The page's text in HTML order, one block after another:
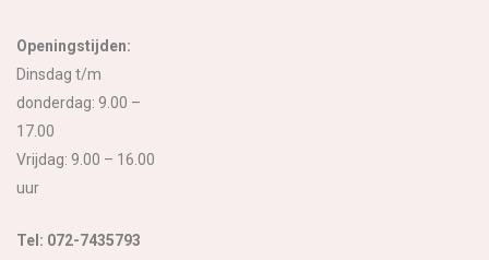
Openingstijden:
Dinsdag t/m
donderdag: 9.00 –
17.00
Vrijdag: 9.00 – 16.00
uur
Tel: 072-7435793